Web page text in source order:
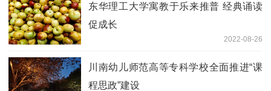
东华理工大学寓教于乐来推普 经典诵读
促成长
2022-08-26
川南幼儿师范高等专科学校全面推进“课
程思政”建设